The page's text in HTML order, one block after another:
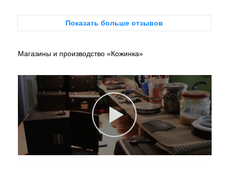
Показать больше отзывов
Магазины и производство «Кожинка»